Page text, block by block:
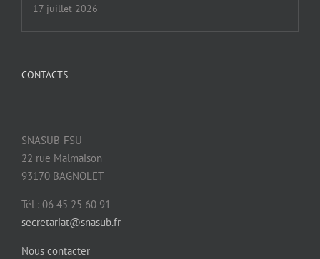
17 juillet 2026
CONTACTS
SNASUB-FSU
22 rue Malmaison
93170 BAGNOLET
Tél : 06 45 25 60 91
secretariat@snasub.fr
Nous contacter